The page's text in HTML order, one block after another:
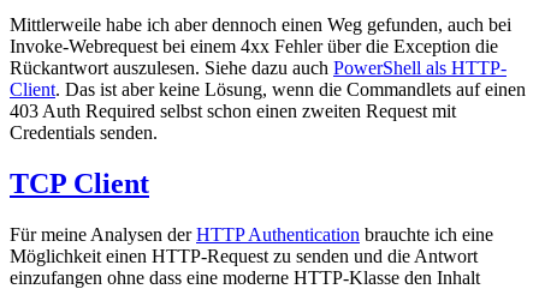
Mittlerweile habe ich aber dennoch einen Weg gefunden, auch bei
Invoke-Webrequest bei einem 4xx Fehler über die Exception die
Rückantwort auszulesen. Siehe dazu auch PowerShell als HTTP-
Client. Das ist aber keine Lösung, wenn die Commandlets auf einen
403 Auth Required selbst schon einen zweiten Request mit
Credentials senden.
TCP Client
Für meine Analysen derHTTP Authentication brauchte ich eine
Möglichkeit einen HTTP-Request zu senden und die Antwort
einzufangen ohne dass eine moderne HTTP-Klasse den Inhalt